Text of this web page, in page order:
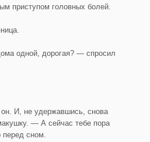
приступом головных болей.
одной, дорогая? — спросил
И, не удержавшись, снова
— А сейчас тебе пора
перед сном.